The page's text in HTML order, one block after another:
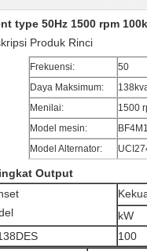
type 50Hz 1500 rpm
Produk Rinci
Frekuensi: 50
Daya Maksimum:
Menilai:
1500
Model mesin:
Model Alternator:
Output
kW
100